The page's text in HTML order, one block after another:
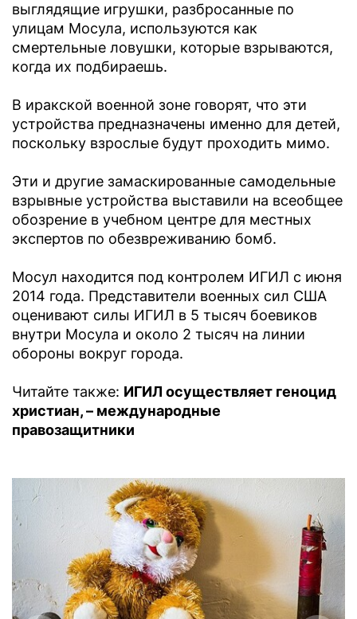
выглядящие игрушки, разбросанные по
улицам Мосула, используются как
смертельные ловушки, которые взрываются,
когда их подбираешь.
В иракской военной зоне говорят, что эти
устройства предназначены именно для детей,
поскольку взрослые будут проходить мимо.
Эти и другие замаскированные самодельные
взрывные устройства выставили на всеобщее
обозрение в учебном центре для местных
экспертов по обезвреживанию бомб.
Мосул находится под контролем ИГИЛ с июня
2014 года. Представители военных сил США
оценивают силы ИГИЛ в 5 тысяч боевиков
внутри Мосула и около 2 тысяч на линии
обороны вокруг города.
Читайте также: ИГИЛ осуществляет геноцид
христиан, – международные
правозащитники